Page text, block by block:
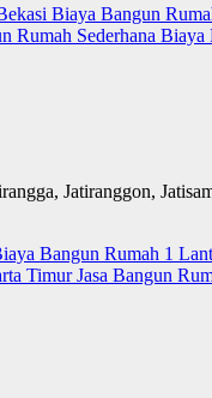
Biaya Bangun
Rumah Sederhana Biaya
Jatiranggon,
Bangun Rumah 1
TimurJasa Bangun